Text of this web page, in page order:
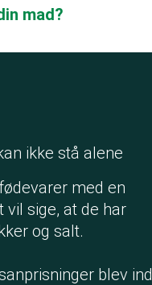
mad?
ikke stå alene
med en
sige, at de har
og salt.
blev